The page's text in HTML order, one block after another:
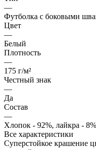
—
Футболка с боковыми
Цвет
—
Белый
Плотность
—
175 г/м²
Честный знак
—
Да
Состав
—
Хлопок - 92%, лайкра -
Все характеристики
Суперстойкое крашение